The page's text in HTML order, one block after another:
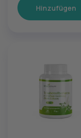
Hinzufügen